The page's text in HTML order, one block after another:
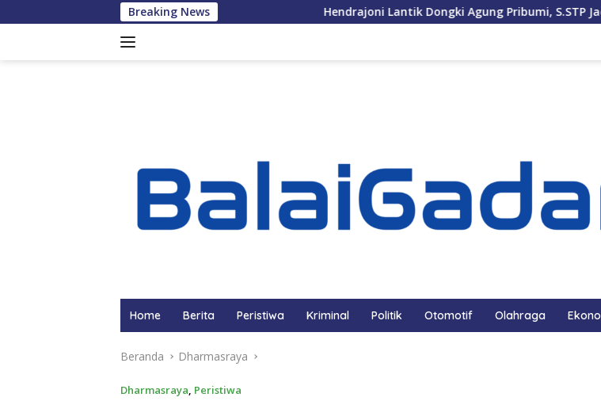
ke
Breaking News Hendrajoni Lantik Dongki Agung Pribumi, S.STP Jadi Kepala
Home Berita Peristiwa Kriminal Politik Otomotif Olahraga
Beranda Dharmasraya
Dharmasraya, Peristiwa